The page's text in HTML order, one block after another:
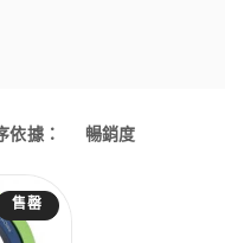
依據：
售罄